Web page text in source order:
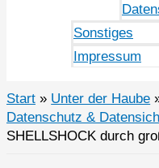
Sonstiges
Impressum
Start
Unter der Haube
Datenschutz &
SHELLSHOCK durch